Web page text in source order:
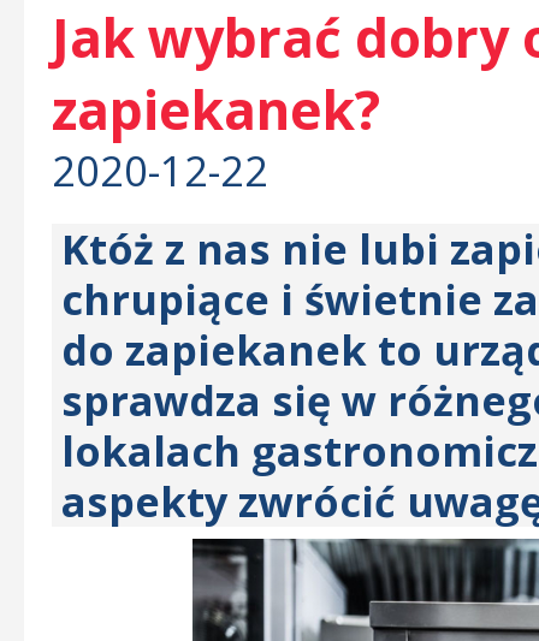
Jak wybrać dobry
zapiekanek?
2020-12-22
Któż z nas nie lubi
chrupiące i świetnie
do zapiekanek to
sprawdza się w
lokalach
aspekty zwrócić